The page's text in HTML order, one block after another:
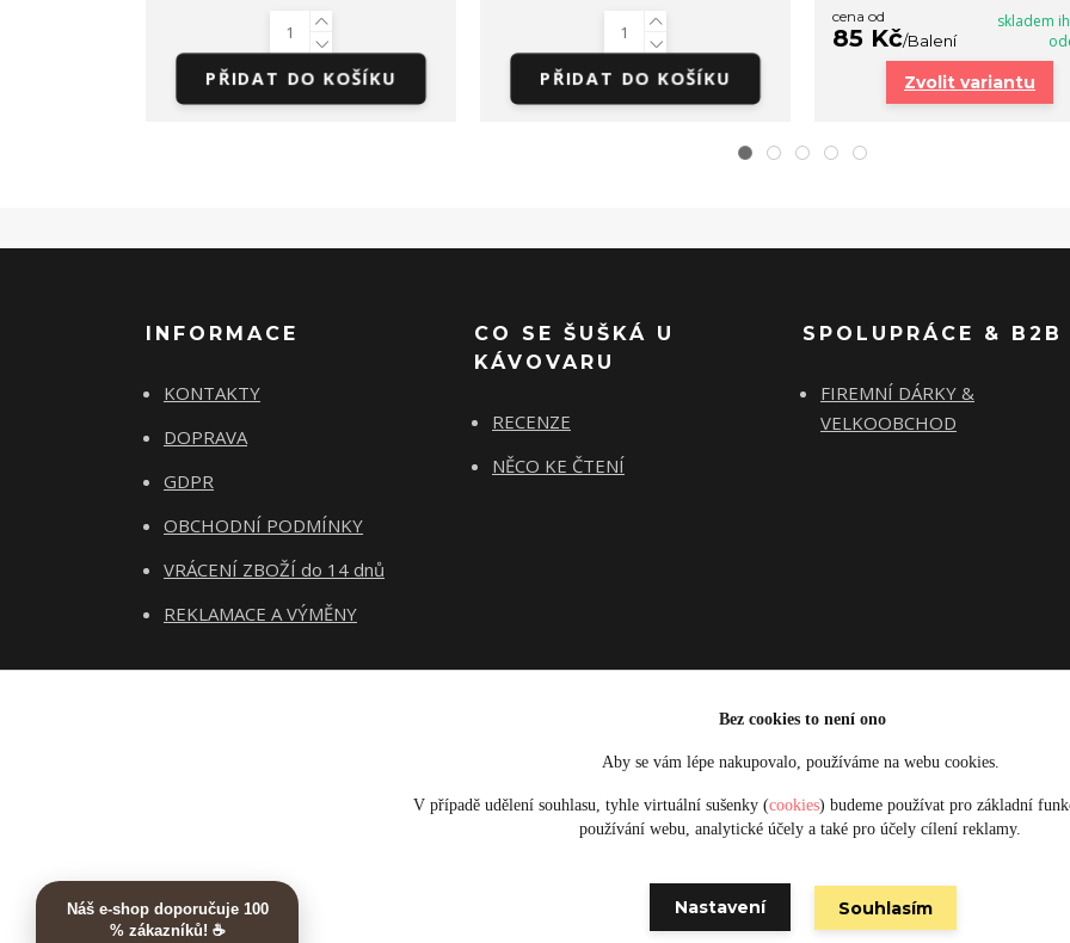
Náš e-shop doporučuje 100
% zákazníků! ☕
PŘIDAT DO KOŠÍKU PŘIDAT DO KOŠÍKU
cena od
85 Kč/Balení
skladem
Zvolit variantu
INFORMACE
KONTAKTY
DOPRAVA
GDPR
OBCHODNÍ PODMÍNKY
VRÁCENÍ ZBOŽÍ do 14 dnů
REKLAMACE A VÝMĚNY
CO SE ŠUŠKÁ U
KÁVOVARU
RECENZE
NĚCO KE ČTENÍ
SPOLUPRÁCE & B2B
FIREMNÍ DÁRKY &
VELKOOBCHOD
Upravit sběr cookies.
Obrázky jsou pouze ilustrativní © 2025 Designed by Damsikafe.cz
Bez cookies to není ono
Aby se vám lépe nakupovalo, používáme na webu cookies.
V případě udělení souhlasu, tyhle virtuální sušenky (cookies) budeme používat pro základní
používání webu, analytické účely a také pro účely cílení reklamy.
Nastavení Souhlasím